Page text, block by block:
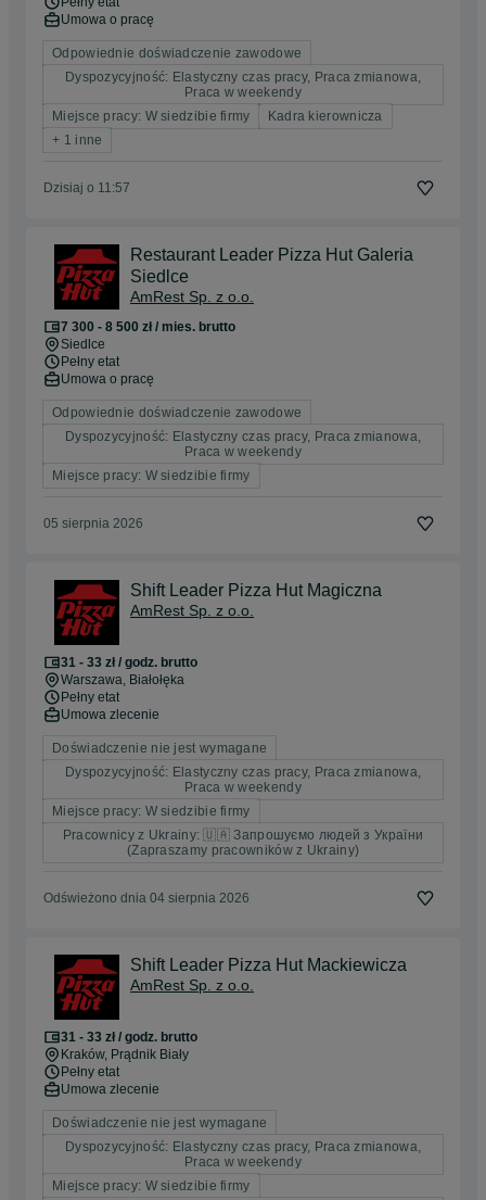
Umowa o pracę
Odpowiednie doświadczenie zawodowe
Dyspozycyjność: Elastyczny czas pracy, Praca zmianowa,
Praca w weekendy
Miejsce pracy: W siedzibie firmy
Kadra kierownicza
+ 1 inne
Dzisiaj o 11:57
Restaurant Leader Pizza Hut Galeria
Siedlce
AmRest Sp. z o.o.
7 300 - 8 500 zł / mies. brutto
Siedlce
Pełny etat
Umowa o pracę
Odpowiednie doświadczenie zawodowe
Dyspozycyjność: Elastyczny czas pracy, Praca zmianowa,
Praca w weekendy
Miejsce pracy: W siedzibie firmy
05 sierpnia 2026
Shift Leader Pizza Hut Magiczna
AmRest Sp. z o.o.
31 - 33 zł / godz. brutto
Warszawa , Białołęka
Pełny etat
Umowa zlecenie
Doświadczenie nie jest wymagane
Dyspozycyjność: Elastyczny czas pracy, Praca zmianowa,
Praca w weekendy
Miejsce pracy: W siedzibie firmy
Pracownicy z Ukrainy: 🇺🇦 Запрошуємо людей з України
(Zapraszamy pracowników z Ukrainy)
Odświeżono dnia 04 sierpnia 2026
Shift Leader Pizza Hut Mackiewicza
AmRest Sp. z o.o.
31 - 33 zł / godz. brutto
Kraków, Prądnik Biały
Pełny etat
Umowa zlecenie
Doświadczenie nie jest wymagane
Dyspozycyjność: Elastyczny czas pracy, Praca zmianowa,
Praca w weekendy
Miejsce pracy: W siedzibie firmy